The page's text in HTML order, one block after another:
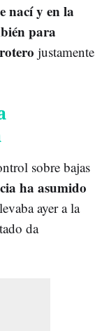
nací y en la
para
justamente
sobre bajas
ha asumido
ayer a la
da